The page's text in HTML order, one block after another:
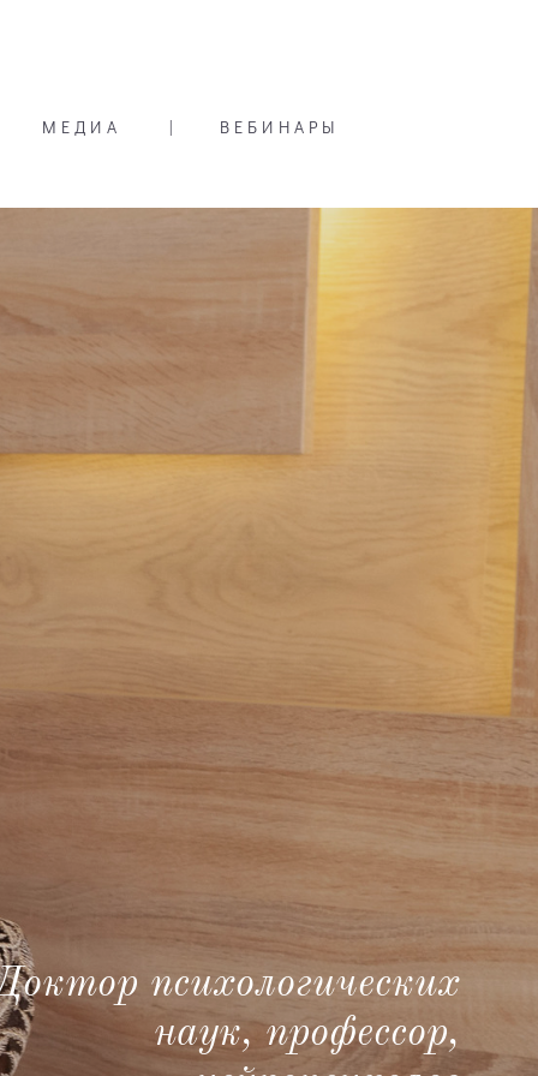
МЕДИА |
ВЕБИНАРЫ
психологических
наук, профессор,
психологических
наук, профессор,